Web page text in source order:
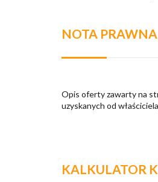
NOTA PRAWNA
Opis oferty zawarty na
uzyskanych od
KALKULATOR